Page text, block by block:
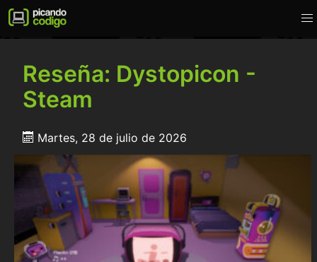
Reseña: Dystopicon -
Steam
Martes, 28 de julio de 2026